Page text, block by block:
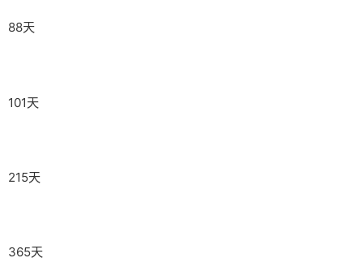
88天
101天
215天
365天